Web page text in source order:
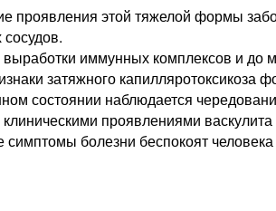
проявления этой тяжелой формы
иммунных комплексов и до
затяжного капилляротоксикоза
состоянии наблюдается
проявлениями
болезни беспокоят